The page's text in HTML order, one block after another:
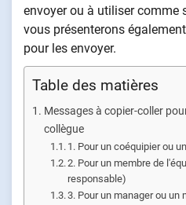
envoyer ou à utiliser comme
vous présenterons
pour les envoyer.
Table des matières
Messages à copier-coller
collègue
1. Pour un coéquipier ou
2. Pour un membre de
responsable)
3. Pour un manager ou un